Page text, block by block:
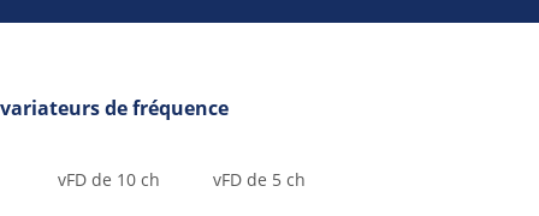
variateurs de fréquence
vFD de 10 ch vFD de 5 ch